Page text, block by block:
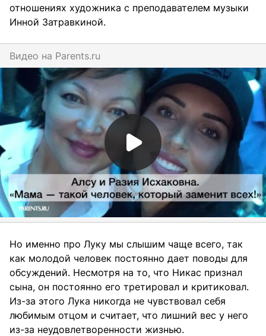
отношениях художника с преподавателем музыки
Инной Затравкиной.
Видео на parents.ru
Но именно про Луку мы слышим чаще всего, так
как молодой человек постоянно дает поводы для
обсуждений. Несмотря на то, что Никас признал
сына, он постоянно его третировал и критиковал.
Из-за этого Лука никогда не чувствовал себя
любимым отцом и считает, что лишний вес у него
из-за неудовлетворенности жизнью.